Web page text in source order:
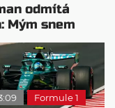
odmítá
Mým snem
Ferrari
Formule 1